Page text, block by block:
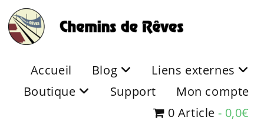
Accueil Blog
Liens externes
Boutique
Support
Mon compte
0 Article
0,0€